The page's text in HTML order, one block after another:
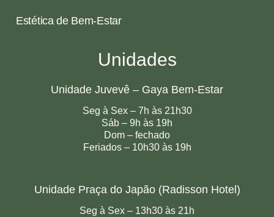
Estética de Bem-Estar
Unidades
Unidade Juvevê – Gaya Bem-Estar
Seg à Sex – 7h às 21h30
Sáb – 9h às 19h
Dom – fechado
Feriados – 10h30 às 19h
Unidade Praça do Japão (Radisson Hotel)
Seg à Sex – 13h30 às 21h